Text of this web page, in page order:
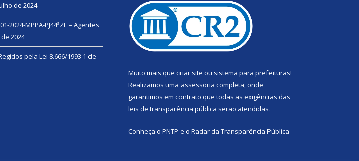
de 2024
2024-MPPA-PJ44ªZE – Agentes
2024
pela Lei 8.666/1993 1 de
Muito mais que criar site ou sistema para prefeituras!
Realizamos uma assessoria completa, onde
garantimos em contrato que todas as exigências das
leis de transparência pública serão atendidas.
Conheça o PNTP e o Radar da Transparência Pública